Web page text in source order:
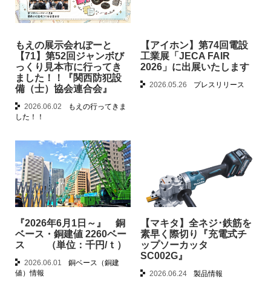
もえの展示会れぽーと
【71】第52回ジャンボび
っくり見本市に行ってき
ました！！『関西防犯設
備（士）協会連合会』
2026.06.02
もえの行ってきま
した！！
【アイホン】第74回電設
工業展「JECA FAIR
2026」に出展いたします
2026.05.26 プレスリリース
『2026年6月1日～』 銅
ベース・銅建値 2260ベー
ス （単位：千円/ｔ）
2026.06.01
銅ベース（銅建
値）情報
【マキタ】全ネジ･鉄筋を
素早く際切り『充電式チ
ップソーカッタ
SC002G』
2026.06.24 製品情報